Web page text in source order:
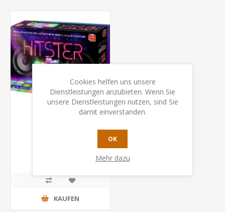
KAUFEN
Cookies helfen uns unsere
Dienstleistungen anzubieten. Wenn Sie
unsere Dienstleistungen nutzen, sind Sie
damit einverstanden.
OK
Mehr dazu